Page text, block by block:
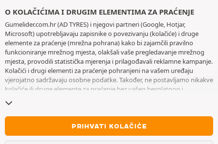
O KOLAČIĆIMA I DRUGIM ELEMENTIMA ZA PRAĆENJE
Gumelider.com.hr (AD TYRES) i njegovi partneri (Google, Hotjar,
Microsoft) upotrebljavaju zapisnike o povezivanju (kolačiće) i druge
elemente za praćenje (mrežna pohrana) kako bi zajamčili pravilno
funkcioniranje mrežnog mjesta, olakšali vaše pregledavanje mrežnog
mjesta, provodili statistička mjerenja i prilagođavali reklamne kampanje.
Kolačići i drugi elementi za praćenje pohranjeni na vašem uređaju
vjerojatno sadržavaju osobne podatke. Također, ne postavljamo nikakve
kolačiće ili druge elemente za praćenje bez vašeg besplatnog i
Zadržavamo vaš odabir tijekom šest mjeseci. Svoj pristanak možete
povući u bilo kojem trenutku posjetom stranice posvećenekolačićima i
drugim elementima za praćenje. Možete odabrati pregledavanje bez
prihvaćanja pohranjivanja kolačića ili drugih elemenata za praćenje.
PRIHVATI KOLAČIĆE